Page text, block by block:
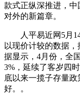
款式正纵深推进，
对外的新篇章。
人平易近网5月14
以现价计较的数据
据显示，4月份，全
3%，延续了客岁四
底以来一揽子存量
好。。